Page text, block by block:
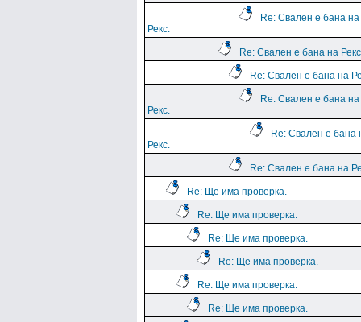
Re: Свален е бана на
Рекс.
Re: Свален е бана на
Re: Свален е бана на
Re: Свален е бана на
Рекс.
Re: Свален е бана
Рекс.
Re: Свален е бана на
Re: Ще има проверка.
Re: Ще има проверка.
Re: Ще има проверка.
Re: Ще има проверка.
Re: Ще има проверка.
Re: Ще има проверка.